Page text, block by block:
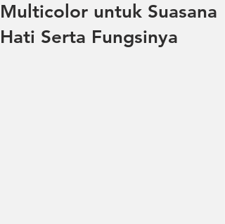
Multicolor untuk Suasana
Hati Serta Fungsinya